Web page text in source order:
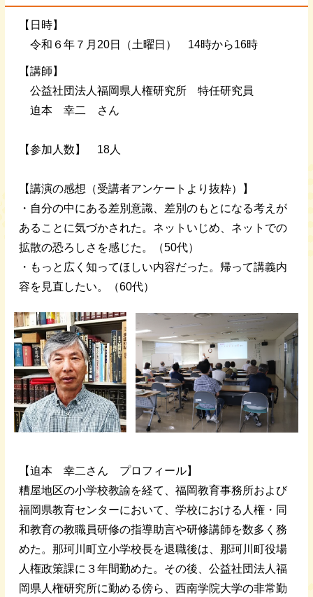
【日時】
令和６年７月20日（土曜日） 14時から16時
【講師】
公益社団法人福岡県人権研究所 特任研究員
迫本 幸二 さん
【参加人数】 18人
【講演の感想（受講者アンケートより抜粋）】
・自分の中にある差別意識、差別のもとになる考えが
あることに気づかされた。ネットいじめ、ネットでの
拡散の恐ろしさを感じた。（50代）
・もっと広く知ってほしい内容だった。帰って講義内
容を見直したい。（60代）
【迫本 幸二さん プロフィール】
糟屋地区の小学校教諭を経て、福岡教育事務所および
福岡県教育センターにおいて、学校における人権・同
和教育の教職員研修の指導助言や研修講師を数多く務
めた。那珂川町立小学校長を退職後は、那珂川町役場
人権政策課に３年間勤めた。その後、公益社団法人福
岡県人権研究所に勤める傍ら、西南学院大学の非常勤